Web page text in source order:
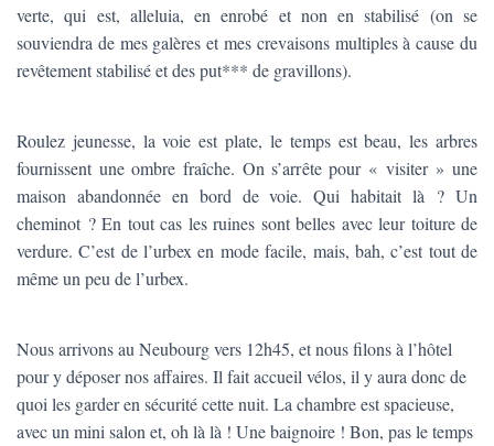
verte, qui est, alleluia, en enrobé et non en stabilisé (on se
souviendra de mes galères et mes crevaisons multiples à cause du
revêtement stabilisé et des put*** de gravillons).
Roulez jeunesse, la voie est plate, le temps est beau, les arbres
fournissent une ombre fraîche. On s’arrête pour « visiter » une
maison abandonnée en bord de voie. Qui habitait là ? Un
cheminot ? En tout cas les ruines sont belles avec leur toiture de
verdure. C’est de l’urbex en mode facile, mais, bah, c’est tout de
même un peu de l’urbex.
Nous arrivons au Neubourg vers 12h45, et nous filons à l’hôtel
pour y déposer nos affaires. Il fait accueil vélos, il y aura donc de
quoi les garder en sécurité cette nuit. La chambre est spacieuse,
avec un mini salon et, oh là là ! Une baignoire ! Bon, pas le temps